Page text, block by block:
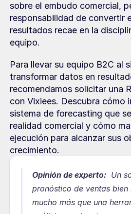
sobre el embudo comercial,
responsabilidad de convertir
resultados recae en la
equipo.
Para llevar su equipo B2C al
transformar datos en
recomendamos solicitar una
con Vixiees. Descubra cómo
sistema de forecasting que
realidad comercial y cómo
ejecución para alcanzar sus
crecimiento.
Opinión de experto:
Un
pronóstico de ventas bien
mucho más que una